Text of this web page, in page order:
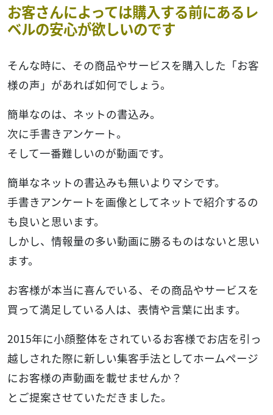
お客さんによっては購入する前にあるレ
ベルの安心が欲しいのです
そんな時に、その商品やサービスを購入した「お客
様の声」があれば如何でしょう。
簡単なのは、ネットの書込み。
次に手書きアンケート。
そして一番難しいのが動画です。
簡単なネットの書込みも無いよりマシです。
手書きアンケートを画像としてネットで紹介するの
も良いと思います。
しかし、情報量の多い動画に勝るものはないと思い
ます。
お客様が本当に喜んでいる、その商品やサービスを
買って満足している人は、表情や言葉に出ます。
2015年に小顔整体をされているお客様でお店を引っ
越しされた際に新しい集客手法としてホームページ
にお客様の声動画を載せませんか？
とご提案させていただきました。